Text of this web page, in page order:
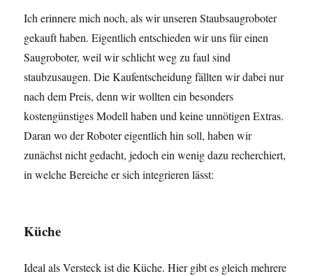
Ich erinnere mich noch, als wir unseren Staubsaugroboter
gekauft haben. Eigentlich entschieden wir uns für einen
Saugroboter, weil wir schlicht weg zu faul sind
staubzusaugen. Die Kaufentscheidung fällten wir dabei nur
nach dem Preis, denn wir wollten ein besonders
kostengünstiges Modell haben und keine unnötigen Extras.
Daran wo der Roboter eigentlich hin soll, haben wir
zunächst nicht gedacht, jedoch ein wenig dazu recherchiert,
in welche Bereiche er sich integrieren lässt:
Küche
Ideal als Versteck ist die Küche. Hier gibt es gleich mehrere